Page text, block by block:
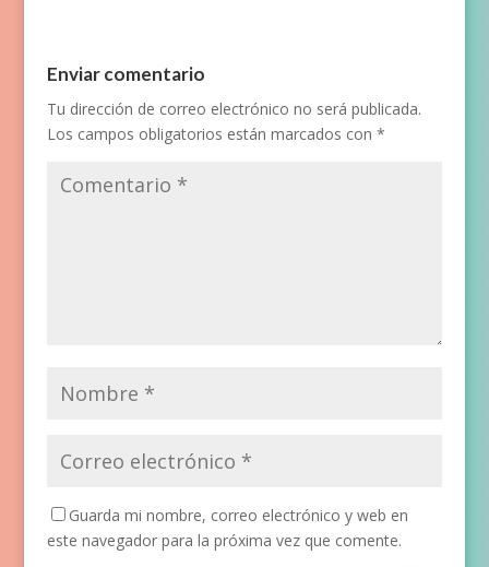
Enviar comentario
Tu dirección de correo electrónico no será publicada.
Los campos obligatorios están marcados con *
Guarda mi nombre, correo electrónico y web en
este navegador para la próxima vez que comente.